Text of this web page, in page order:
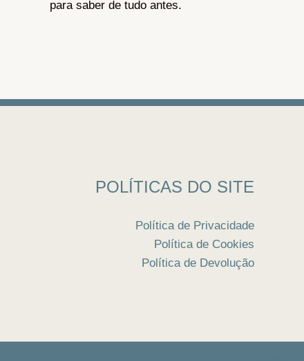
para saber de tudo antes.
POLÍTICAS DO SITE
Política de Privacidade
Política de Cookies
Política de Devolução